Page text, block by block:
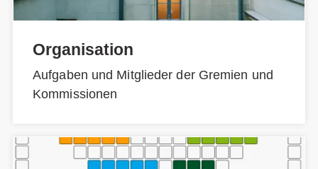
Organisation
Aufgaben und Mitglieder der Gremien und
Kommissionen